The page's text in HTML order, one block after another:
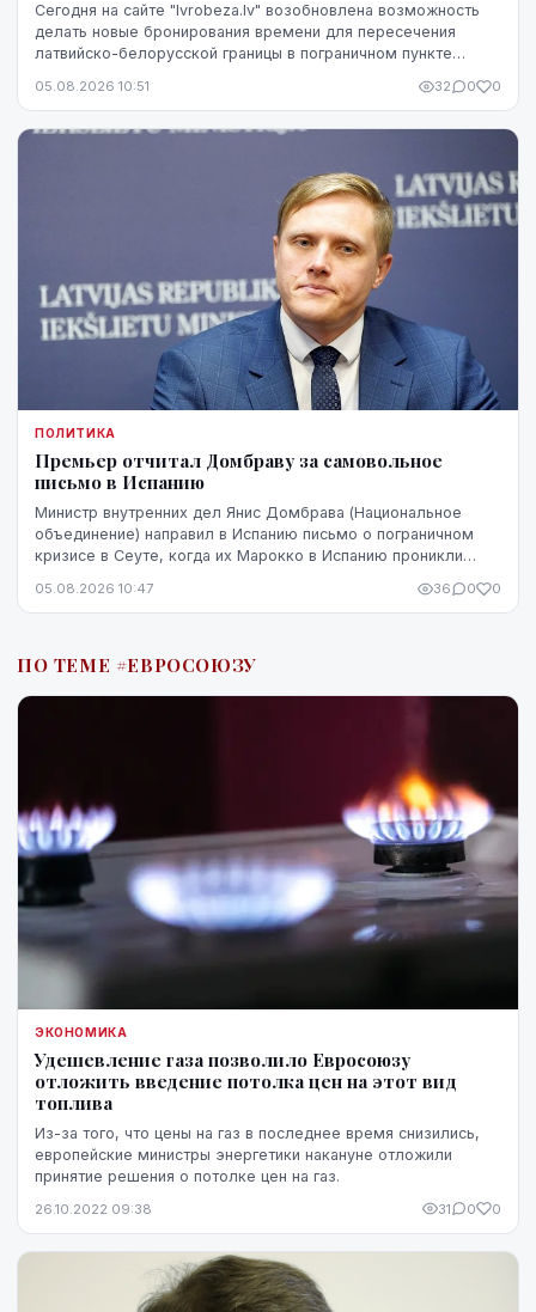
Сегодня на сайте "lvrobeza.lv" возобновлена возможность
делать новые бронирования времени для пересечения
латвийско-белорусской границы в пограничном пункте
05.08.2026 10:51 32 0 0
ПОЛИТИКА
Премьер отчитал Домбраву за самовольное
письмо в Испанию
Министр внутренних дел Янис Домбрава (Национальное
объединение) направил в Испанию письмо о пограничном
кризисе в Сеуте, когда их Марокко в Испанию проникли
чувствительно.
05.08.2026 10:47 36 0 0
ПО ТЕМЕ #ЕВРОСОЮЗУ
ЭКОНОМИКА
Удешевление газа позволило Евросоюзу
отложить введение потолка цен на этот вид
топлива
Из-за того, что цены на газ в последнее время снизились,
европейские министры энергетики накануне отложили
принятие решения о потолке цен на газ.
26.10.2022 09:38 31 0 0